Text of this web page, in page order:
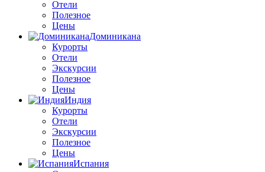
Отели
Полезное
Цены
Доминикана
Курорты
Отели
Экскурсии
Полезное
Цены
Индия
Курорты
Отели
Экскурсии
Полезное
Цены
Испания